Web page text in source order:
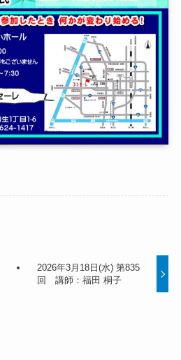
2026年3月18日(水) 第835
回 講師：福田 桐子